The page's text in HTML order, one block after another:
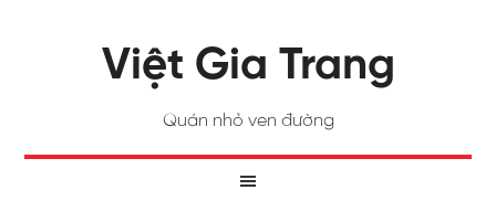
Việt Gia Trang
Quán nhỏ ven đường